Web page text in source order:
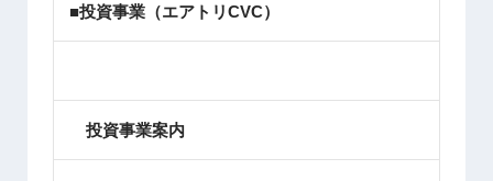
■投資事業（エアトリCVC）
投資事業案内